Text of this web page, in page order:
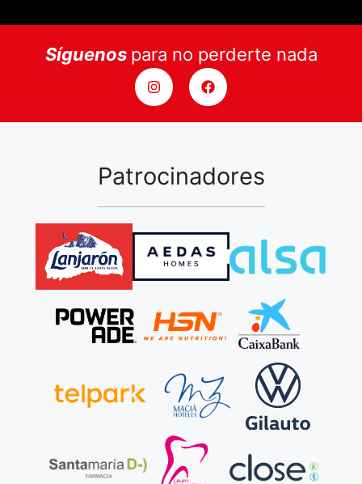
Síguenos para no perderte nada
Patrocinadores